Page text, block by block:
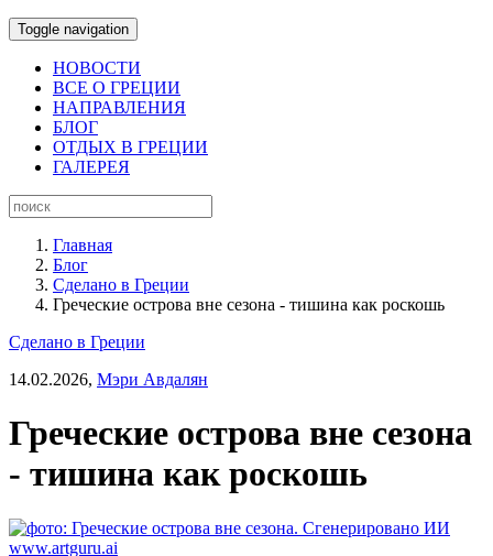
Toggle navigation
НОВОСТИ
ВСЕ О ГРЕЦИИ
НАПРАВЛЕНИЯ
БЛОГ
ОТДЫХ В ГРЕЦИИ
ГАЛЕРЕЯ
Главная
Блог
Сделано в Греции
Греческие острова вне сезона - тишина как роскошь
Сделано в Греции
14.02.2026, Мэри Авдалян
Греческие острова вне сезона
- тишина как роскошь